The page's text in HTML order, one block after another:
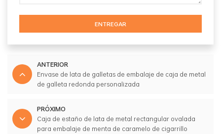
ENTREGAR
ANTERIOR
Envase de lata de galletas de embalaje de caja de metal
de galleta redonda personalizada
PRÓXIMO
Caja de estaño de lata de metal rectangular ovalada
para embalaje de menta de caramelo de cigarrillo